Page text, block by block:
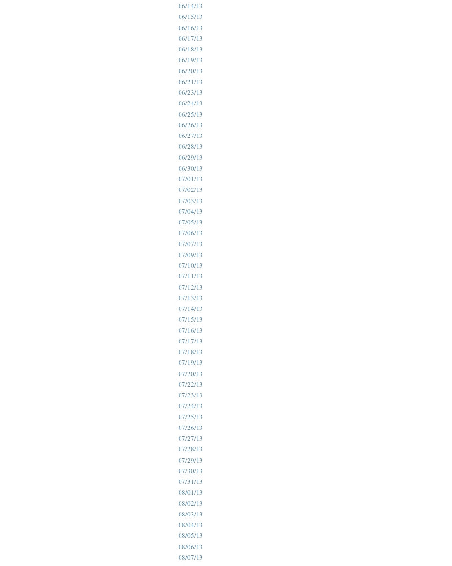
06/14/13
06/15/13
06/16/13
06/17/13
06/18/13
06/19/13
06/20/13
06/21/13
06/23/13
06/24/13
06/25/13
06/26/13
06/27/13
06/28/13
06/29/13
06/30/13
07/01/13
07/02/13
07/03/13
07/04/13
07/05/13
07/06/13
07/07/13
07/09/13
07/10/13
07/11/13
07/12/13
07/13/13
07/14/13
07/15/13
07/16/13
07/17/13
07/18/13
07/19/13
07/20/13
07/22/13
07/23/13
07/24/13
07/25/13
07/26/13
07/27/13
07/28/13
07/29/13
07/30/13
07/31/13
08/01/13
08/02/13
08/03/13
08/04/13
08/05/13
08/06/13
08/07/13